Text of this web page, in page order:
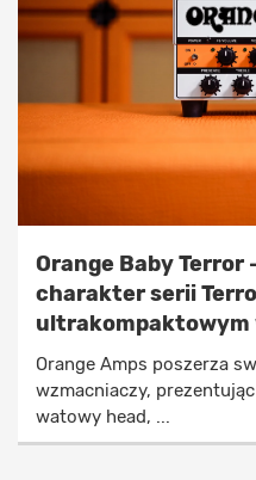
Orange Baby Terror
charakter serii
ultrakompaktowym
Orange Amps poszerza
wzmacniaczy,
watowy head, ...